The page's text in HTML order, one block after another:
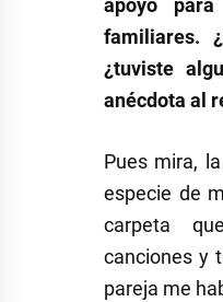
apoyo
familiares.
¿tuviste
anécdota al
Pues mira,
especie de
carpeta
canciones y
pareja me